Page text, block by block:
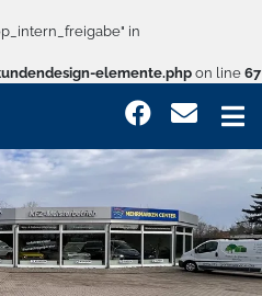
in
elemente.php on line 67